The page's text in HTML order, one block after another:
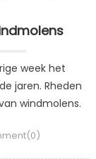
week het
jaren. Rheden
windmolens.